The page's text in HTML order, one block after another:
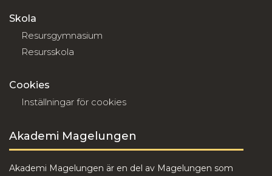
Skola
Resursgymnasium
Resursskola
Cookies
Inställningar för cookies
Akademi Magelungen
Akademi Magelungen är en del av Magelungen som